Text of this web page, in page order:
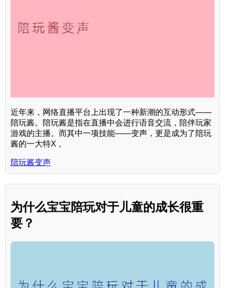
近年来，网络直播平台上出现了一种新潮的互动形式——
陪玩酱。陪玩酱是指在直播中会进行语音交流，陪伴玩家
游戏的主播。而其中一项技能——变声，更是成为了陪玩
酱的一大特X 。
陪玩酱变声
为什么宝宝陪玩对于儿童的成长很重
要？